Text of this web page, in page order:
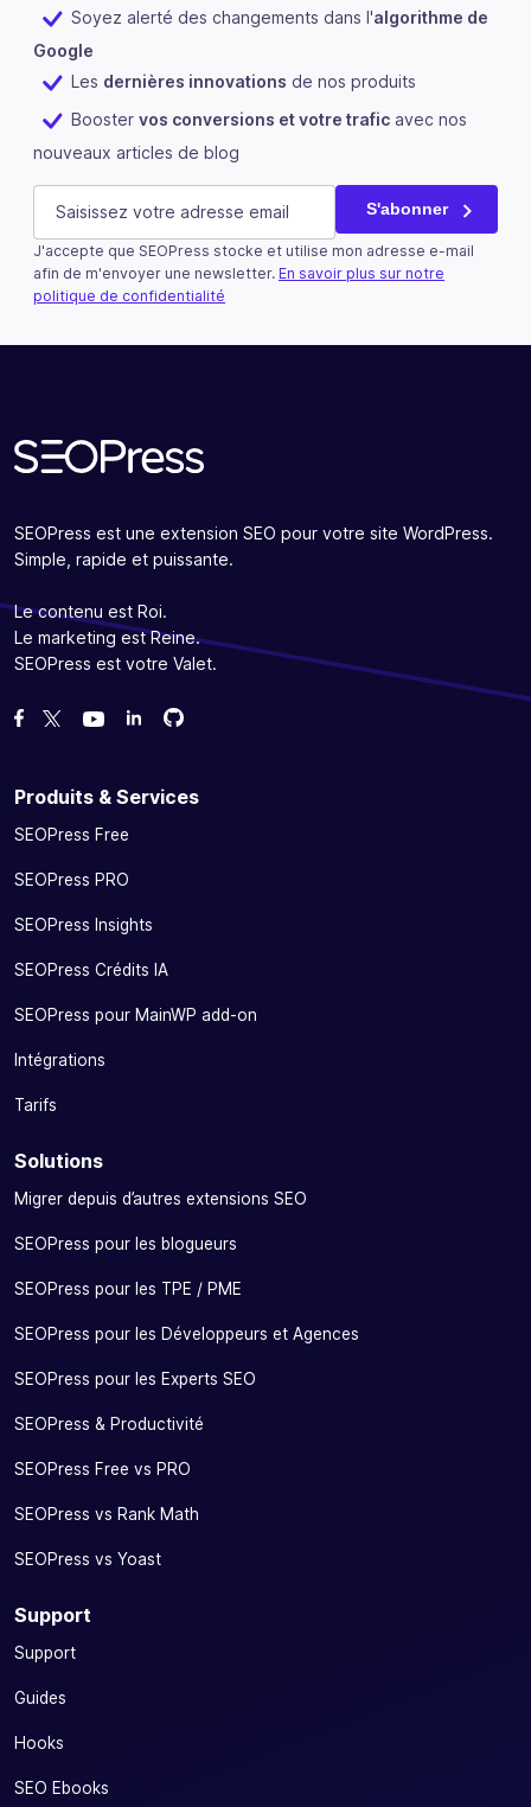
Soyez alerté des changements dans l'algorithme de
Google
Les dernières innovations de nos produits
Booster vos conversions et votre trafic avec nos
nouveaux articles de blog
URL
Ce champ n’est utilisé qu’à des fins de validation et
E-mail (Nécessaire) S'abonner
J'accepte que SEOPress stocke et utilise mon adresse e-mail
afin de m'envoyer une newsletter. En savoir plus sur notre
politique de confidentialité
SEOPress est une extension SEO pour votre site WordPress.
Simple, rapide et puissante.
Le contenu est Roi.
Le marketing est Reine.
SEOPress est votre Valet.
Likez notre page Facebook
Suivez-nous sur Twitter
Nous voir sur YouTube
Forcez-nous sur GitHub
Forcez-nous sur GitHub
Produits & Services
SEOPress Free
SEOPress PRO
SEOPress Insights
SEOPress Crédits IA
SEOPress pour MainWP add-on
Intégrations
Tarifs
Solutions
Migrer depuis d’autres extensions SEO
SEOPress pour les blogueurs
SEOPress pour les TPE / PME
SEOPress pour les Développeurs et Agences
SEOPress pour les Experts SEO
SEOPress & Productivité
SEOPress Free vs PRO
SEOPress vs Rank Math
SEOPress vs Yoast
Support
Support
Guides
Hooks
SEO Ebooks